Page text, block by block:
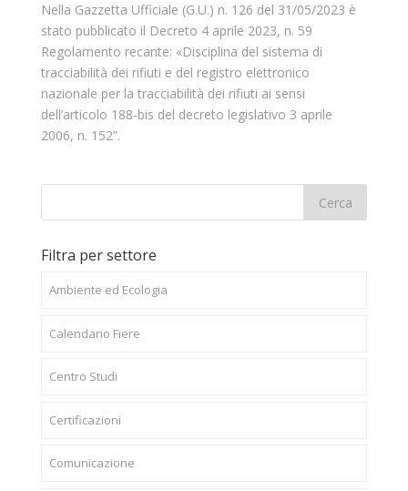
Nella Gazzetta Ufficiale (G.U.) n. 126 del 31/05/2023 è
stato pubblicato il Decreto 4 aprile 2023, n. 59
Regolamento recante: «Disciplina del sistema di
tracciabilità dei rifiuti e del registro elettronico
nazionale per la tracciabilità dei rifiuti ai sensi
dell’articolo 188-bis del decreto legislativo 3 aprile
2006, n. 152”.
Filtra per settore
Ambiente ed Ecologia
Calendario Fiere
Centro Studi
Certificazioni
Comunicazione